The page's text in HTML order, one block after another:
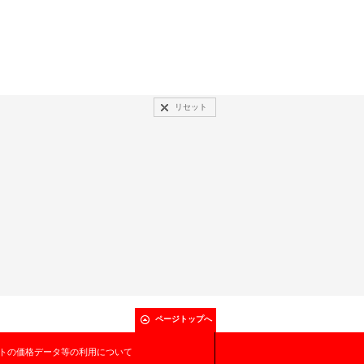
リセット
ページトップへ
の価格データ等の利用について